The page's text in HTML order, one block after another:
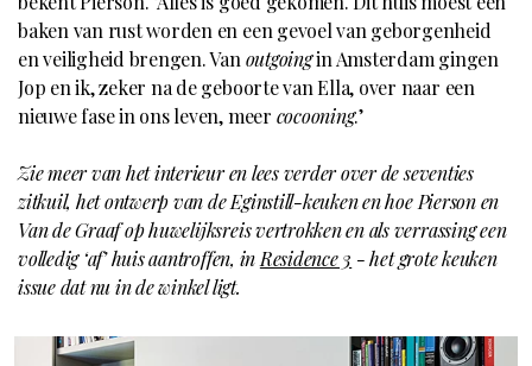
baken van rust worden en een gevoel van geborgenheid
en veiligheid brengen. Vanoutgoingin Amsterdam gingen
Jop en ik, zeker na de geboorte van Ella, over naar een
nieuwe fase in ons leven, meer cocooning.’
Zie meer van het interieur en lees verder over de seventies
zitkuil, het ontwerp van de Eginstill-keuken en hoe Pierson en
Van de Graaf op huwelijksreis vertrokken en als verrassing een
volledig ‘af’ huis aantroffen, inResidence 3 - het grote keuken
issue dat nu in de winkel ligt.